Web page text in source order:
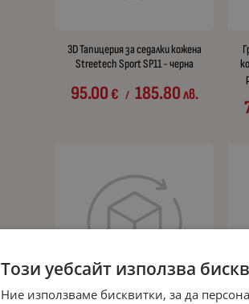
3D Тапицерия за седалки кожена
Streetech Sport SP11 - черна
95.00€ / 185.80лв.
Този уебсайт използва
Ние използваме бисквитки, за да